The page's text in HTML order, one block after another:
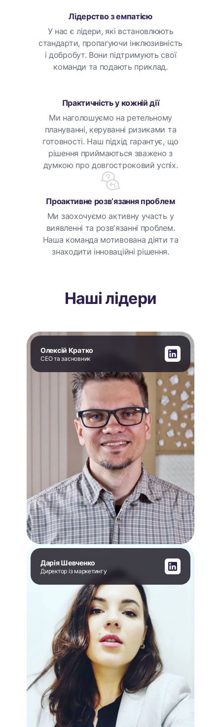
Лідерство з емпатією
У нас є лідери, які встановлюють
стандарти, пропагуючи інклюзивність
і добробут. Вони підтримують свої
команди та подають приклад.
Практичність у кожній дії
Ми наголошуємо на ретельному
плануванні, керуванні ризиками та
готовності. Наш підхід гарантує, що
рішення приймаються зважено з
думкою про довгостроковий успіх.
Проактивне розвʼязання проблем
Ми заохочуємо активну участь у
виявленні та розвʼязанні проблем.
Наша команда мотивована діяти та
знаходити інноваційні рішення.
Наші лідери
Олексій Кратко
CEO та засновник
Дарія Шевченко
Директор із маркетингу